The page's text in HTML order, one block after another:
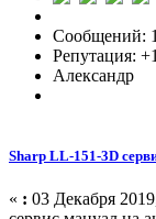
Сообщений:
Репутация:
Александр
Sharp LL-151-3D
« : 03 Декабря